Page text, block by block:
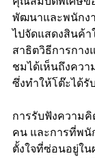
พัฒนาและพนักง
ไปจัดแสดงสินค้า
สาธิตวิธีการกาง
ชมได้เห็นถึงคว
ซึ่งทำให้โต๊ะได้รั
การรับฟังความคิ
คน และการที่พนั
ตั้งใจที่ซ่อนอยู่ใ